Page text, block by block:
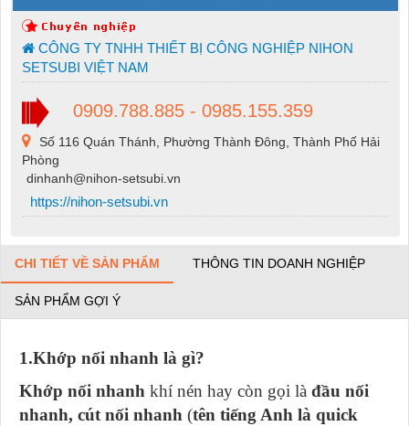
CÔNG TY TNHH THIẾT BỊ CÔNG NGHIỆP NIHON
SETSUBI VIỆT NAM
0909.788.885 - 0985.155.359
Số 116 Quán Thánh, Phường Thành Đông, Thành Phố Hải
Phòng
dinhanh@nihon-setsubi.vn
https://nihon-setsubi.vn
CHI TIẾT VỀ SẢN PHẨM THÔNG TIN DOANH NGHIỆP
SẢN PHẨM GỢI Ý
1.Khớp nối nhanh là gì?
Khớp nối nhanh khí nén hay còn gọi là đầu nối
nhanh, cút nối nhanh (tên tiếng Anh là quick